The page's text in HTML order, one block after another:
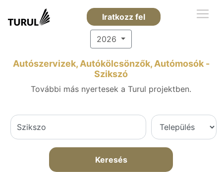
Iratkozz fel
2026
Autószervizek, Autókölcsönzők, Autómosók -
Szikszó
További más nyertesek a Turul projektben.
Keresés